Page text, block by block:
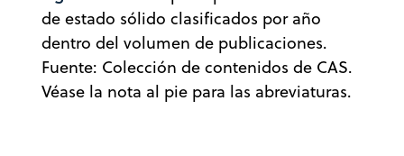
de estado sólido clasificados por año
dentro del volumen de publicaciones.
Fuente: Colección de contenidos de CAS.
Véase la nota al pie para las abreviaturas.